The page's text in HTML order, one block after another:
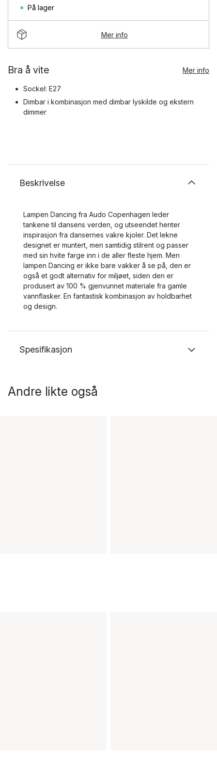
På lager
Mer info
Bra å vite Mer info
Sockel: E27
Dimbar i kombinasjon med dimbar lyskilde og ekstern
dimmer
Beskrivelse
Lampen Dancing fra Audo Copenhagen leder
tankene til dansens verden, og utseendet henter
inspirasjon fra dansernes vakre kjoler. Det lekne
designet er muntert, men samtidig stilrent og passer
med sin hvite farge inn i de aller fleste hjem. Men
lampen Dancing er ikke bare vakker å se på, den er
også et godt alternativ for miljøet, siden den er
produsert av 100 % gjenvunnet materiale fra gamle
vannflasker. En fantastisk kombinasjon av holdbarhet
og design.
Spesifikasjon
Andre likte også